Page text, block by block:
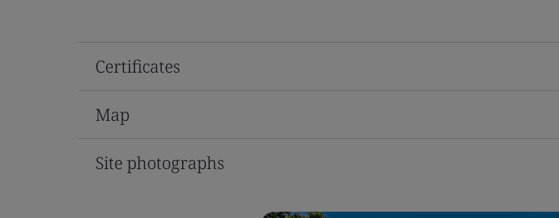
Certificates
Map
Site photographs